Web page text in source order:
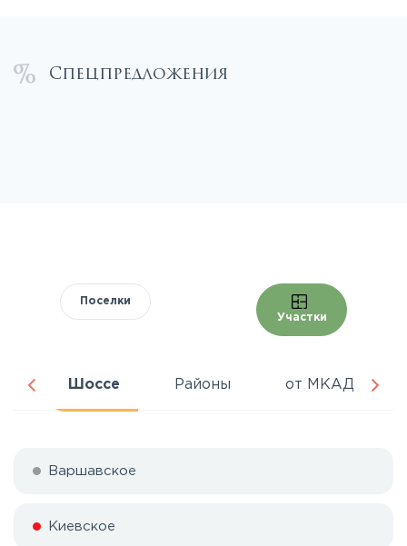
Спецпредложения
Поселки
Участки
Шоссе Районы от МКАД
Варшавское
Киевское